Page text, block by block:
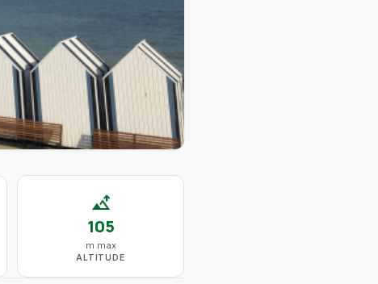
altitude
105
m max
ALTITUDE